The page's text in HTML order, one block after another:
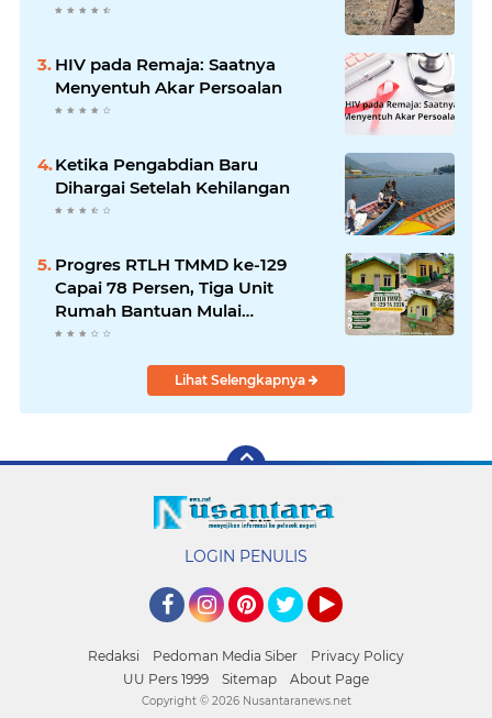
HIV pada Remaja: Saatnya
Menyentuh Akar Persoalan
Ketika Pengabdian Baru
Dihargai Setelah Kehilangan
Progres RTLH TMMD ke-129
Capai 78 Persen, Tiga Unit
Rumah Bantuan Mulai
Rampung
Lihat Selengkapnya
LOGIN PENULIS
Redaksi Pedoman Media Siber
Privacy Policy
UU Pers 1999
Sitemap About Page
Copyright © 2026 Nusantaranews.net